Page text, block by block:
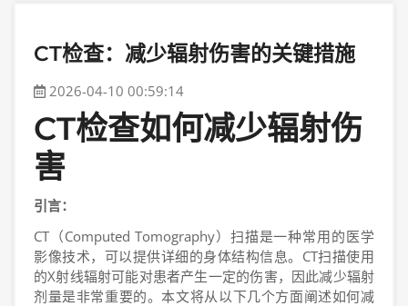
CT检查：减少辐射伤害的关键措施
2026-04-10 00:59:14
CT检查如何减少辐射伤
害
引言：
CT（Computed Tomography）扫描是一种常用的医学
影像技术，可以提供详细的身体结构信息。CT扫描使用
的X射线辐射可能对患者产生一定的伤害，因此减少辐射
剂量是非常重要的。本文将从以下几个方面阐述如何减